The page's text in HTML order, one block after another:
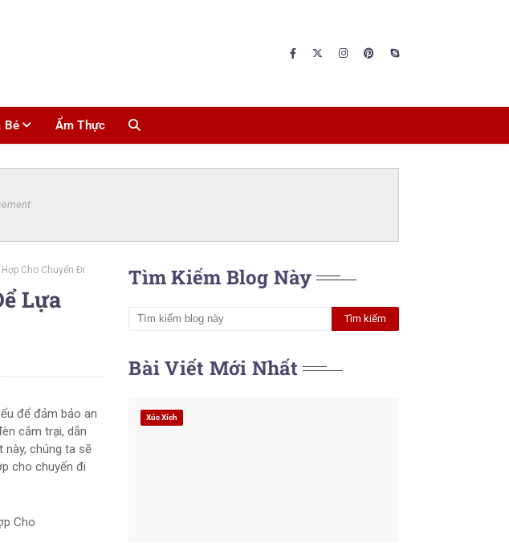
Bé Ẩm Thực
Cho Chuyến Đi
Lựa
để đảm bảo an
cắm trại, dẫn
này, chúng ta sẽ
cho chuyến đi
Tìm Kiếm Blog Này
Bài Viết Mới Nhất
Xúc Xích